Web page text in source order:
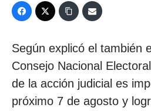
Según explicó el también
Consejo Nacional
de la acción judicial es
próximo 7 de agosto y